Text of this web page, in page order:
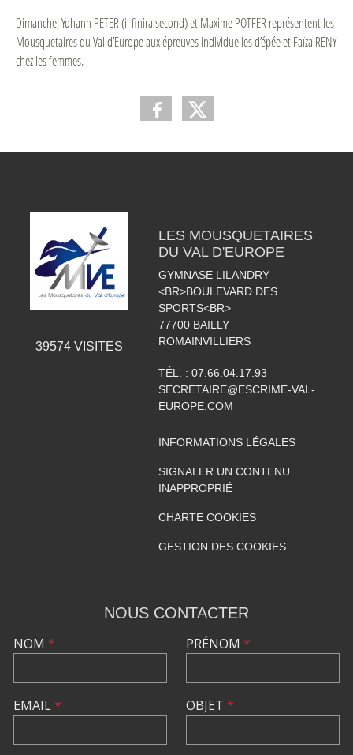
Dimanche, Yohann PETER (il finira second) et Maxime POTFER représentent les
Mousquetaires du Val d’Europe aux épreuves individuelles d’épée et Faïza RENY
chez les femmes.
39574VISITES
LES MOUSQUETAIRES
DU VAL D'EUROPE
GYMNASE LILANDRY
<BR>BOULEVARD DES
SPORTS<BR>
77700 BAILLY
ROMAINVILLIERS
TÉL. : 07.66.04.17.93
SECRETAIRE@ESCRIME-VAL-
EUROPE.COM
INFORMATIONS LÉGALES
SIGNALER UN CONTENU
INAPPROPRIÉ
CHARTE COOKIES
GESTION DES COOKIES
NOUS CONTACTER
NOM *
EMAIL*
PRÉNOM *
OBJET *